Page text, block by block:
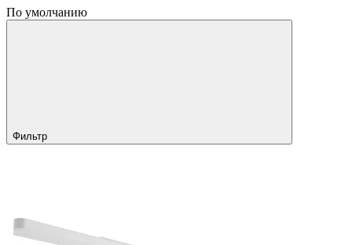
По умолчанию
Фильтр